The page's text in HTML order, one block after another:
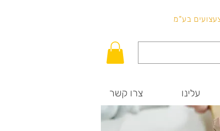
בע"מ
עלינו צרו קשר